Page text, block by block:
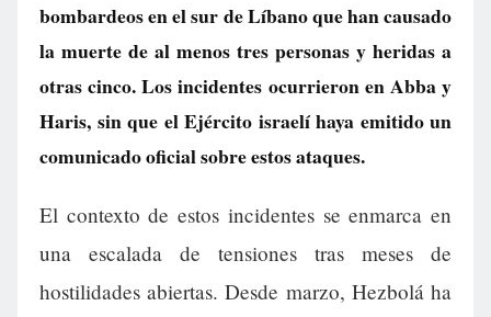
bombardeos en el sur de Líbano que han causado
la muerte de al menos tres personas y heridas a
otras cinco. Los incidentes ocurrieron en Abba y
Haris, sin que el Ejército israelí haya emitido un
comunicado oficial sobre estos ataques.
El contexto de estos incidentes se enmarca en
una escalada de tensiones tras meses de
hostilidades abiertas. Desde marzo, Hezbolá ha